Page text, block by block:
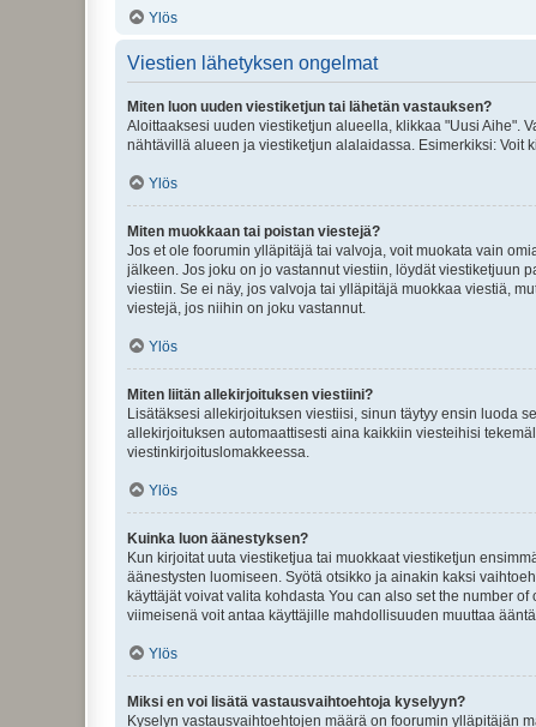
Ylös
Viestien lähetyksen ongelmat
Miten luon uuden viestiketjun tai lähetän vastauksen?
Aloittaaksesi uuden viestiketjun alueella, klikkaa "Uusi Aihe".
nähtävillä alueen ja viestiketjun alalaidassa. Esimerkiksi: Voit
Ylös
Miten muokkaan tai poistan viestejä?
Jos et ole foorumin ylläpitäjä tai valvoja, voit muokata vain
jälkeen. Jos joku on jo vastannut viestiin, löydät viestiketjuun
viestiin. Se ei näy, jos valvoja tai ylläpitäjä muokkaa viestiä,
viestejä, jos niihin on joku vastannut.
Ylös
Miten liitän allekirjoituksen viestiini?
Lisätäksesi allekirjoituksen viestiisi, sinun täytyy ensin luoda
allekirjoituksen automaattisesti aina kaikkiin viesteihisi
viestinkirjoituslomakkeessa.
Ylös
Kuinka luon äänestyksen?
Kun kirjoitat uuta viestiketjua tai muokkaat viestiketjun
äänestysten luomiseen. Syötä otsikko ja ainakin kaksi
käyttäjät voivat valita kohdasta You can also set the number
viimeisenä voit antaa käyttäjille mahdollisuuden muuttaa
Ylös
Miksi en voi lisätä vastausvaihtoehtoja kyselyyn?
Kyselyn vastausvaihtoehtojen määrä on foorumin ylläpitäjän